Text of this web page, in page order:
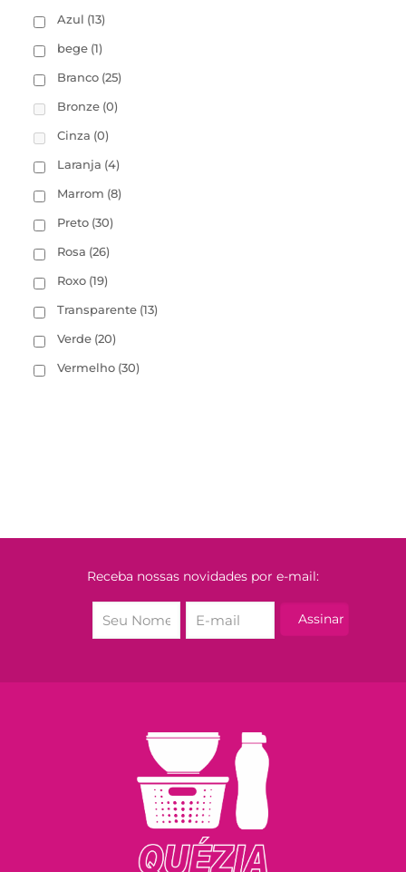
Azul (13)
bege (1)
Branco (25)
Bronze (0)
Cinza (0)
Laranja (4)
Marrom (8)
Preto (30)
Rosa (26)
Roxo (19)
Transparente (13)
Verde (20)
Vermelho (30)
Receba nossas novidades por e-mail: